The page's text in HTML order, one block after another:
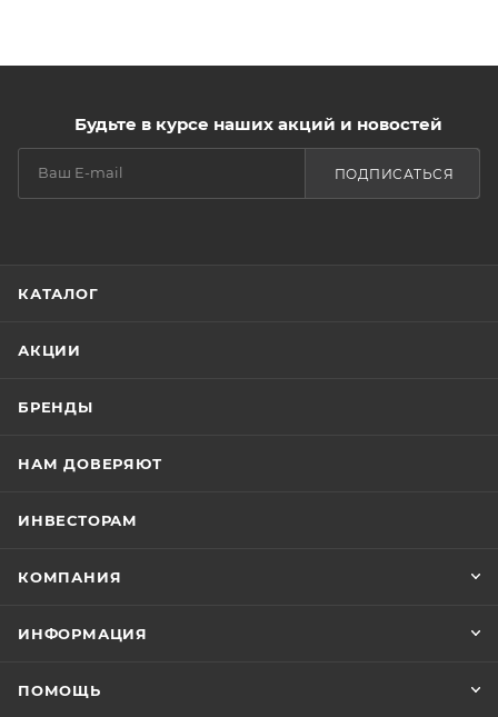
гладкой и ухоженной, ощутимо более упругой и
шелковистой кожи.
Будьте в курсе наших акций и новостей
ПОДПИСАТЬСЯ
КАТАЛОГ
АКЦИИ
БРЕНДЫ
НАМ ДОВЕРЯЮТ
ИНВЕСТОРАМ
КОМПАНИЯ
ИНФОРМАЦИЯ
ПОМОЩЬ